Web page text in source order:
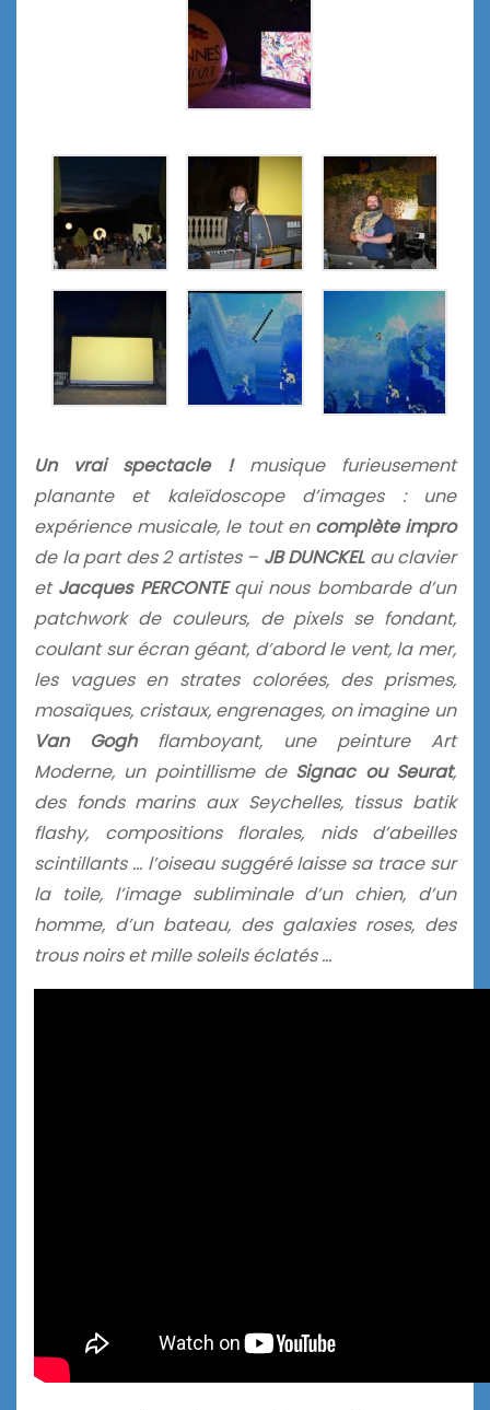
Un vrai spectacle !musique furieusement
planante et kaleïdoscope d’images : une
expérience musicale, le tout encomplète impro
de la part des 2 artistes – JB DUNCKELau clavier
et Jacques PERCONTEqui nous bombarde d’un
patchwork de couleurs, de pixels se fondant,
coulant sur écran géant, d’abord le vent, la mer,
les vagues en strates colorées, des prismes,
mosaïques, cristaux, engrenages, on imagine un
Van Goghflamboyant, une peinture Art
Moderne, un pointillisme de Signac ou Seurat,
des fonds marins aux Seychelles, tissus batik
flashy, compositions florales, nids d’abeilles
scintillants … l’oiseau suggéré laisse sa trace sur
la toile, l’image subliminale d’un chien, d’un
homme, d’un bateau, des galaxies roses, des
trous noirs et mille soleils éclatés …